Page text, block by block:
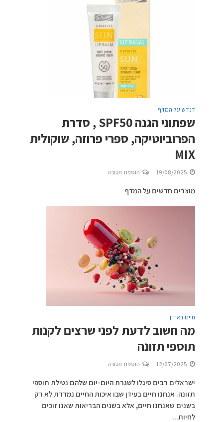
דנדש על המדף
שפתוני הגנה SPF50 , סדרת
הפרוביוטיקה, ספרי פרוזה, שוקולית
MIX
19/08/2025 הוספת תגובה
מוצרים חדשים על המדף
חיים באיזון
מה חשוב לדעת לפני שרצים לקנות
תוספי תזונה
12/07/2025 הוספת תגובה
ישראלים רבים סיגלו לשגרת היום-יום שלהם נטילת תוספי
תזונה. אנחנו חיים בעידן שבו איכות החיים נמדדת לא רק
בשנים שאנחנו חיים, אלא בשנים הבריאות שאנו זוכים
לחיות...